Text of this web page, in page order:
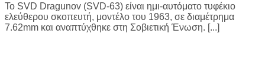
Το SVD Dragunov (SVD-63) είναι ημι-αυτόματο τυφέκιο
ελεύθερου σκοπευτή, μοντέλο του 1963, σε διαμέτρημα
7.62mm και αναπτύχθηκε στη Σοβιετική Ένωση. [...]